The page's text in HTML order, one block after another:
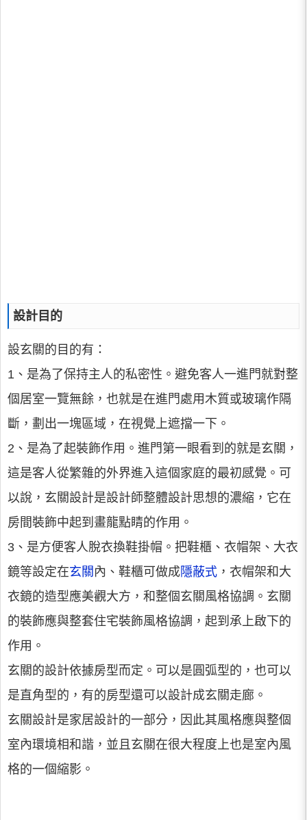
設計目的
設玄關的目的有：
1、是為了保持主人的私密性。避免客人一進門就對整
個居室一覽無餘，也就是在進門處用木質或玻璃作隔
斷，劃出一塊區域，在視覺上遮擋一下。
2、是為了起裝飾作用。進門第一眼看到的就是玄關，
這是客人從繁雜的外界進入這個家庭的最初感覺。可
以說，玄關設計是設計師整體設計思想的濃縮，它在
房間裝飾中起到畫龍點睛的作用。
3、是方便客人脫衣換鞋掛帽。把鞋櫃、衣帽架、大衣
鏡等設定在玄關 內、鞋櫃可做成隱蔽式 ，衣帽架和大
衣鏡的造型應美觀大方，和整個玄關風格協調。玄關
的裝飾應與整套住宅裝飾風格協調，起到承上啟下的
作用。
玄關的設計依據房型而定。可以是圓弧型的，也可以
是直角型的，有的房型還可以設計成玄關走廊。
玄關設計是家居設計的一部分，因此其風格應與整個
室內環境相和諧，並且玄關在很大程度上也是室內風
格的一個縮影。